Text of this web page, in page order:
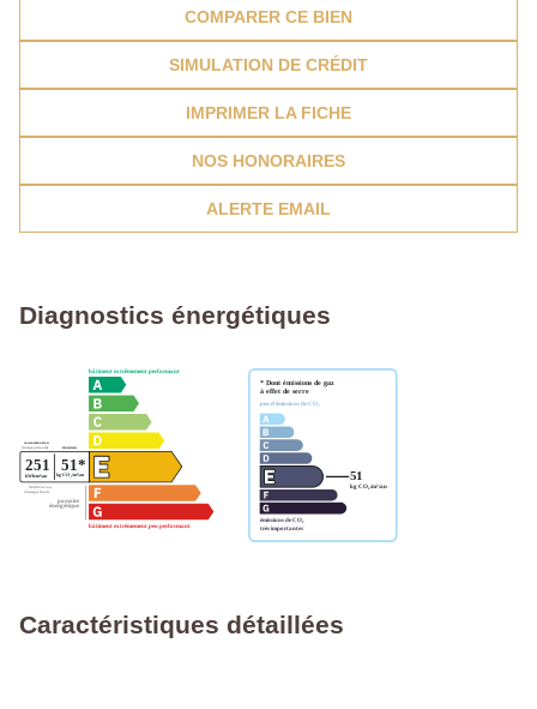
COMPARER CE BIEN
SIMULATION DE CRÉDIT
IMPRIMER LA FICHE
NOS HONORAIRES
ALERTE EMAIL
Diagnostics énergétiques
Caractéristiques détaillées